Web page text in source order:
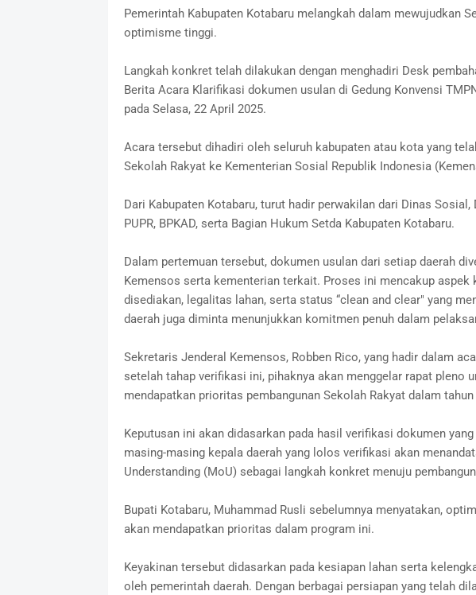
Pemerintah Kabupaten Kotabaru melangkah dalam mewujudkan
optimisme tinggi.
Langkah konkret telah dilakukan dengan menghadiri Desk
Berita Acara Klarifikasi dokumen usulan di Gedung Konvensi
pada Selasa, 22 April 2025.
Acara tersebut dihadiri oleh seluruh kabupaten atau kota yang
Sekolah Rakyat ke Kementerian Sosial Republik Indonesia
Dari Kabupaten Kotabaru, turut hadir perwakilan dari Dinas Sosial,
PUPR, BPKAD, serta Bagian Hukum Setda Kabupaten Kotabaru.
Dalam pertemuan tersebut, dokumen usulan dari setiap daerah
Kemensos serta kementerian terkait. Proses ini mencakup aspek
disediakan, legalitas lahan, serta status “clean and clear" yang
daerah juga diminta menunjukkan komitmen penuh dalam
Sekretaris Jenderal Kemensos, Robben Rico, yang hadir dalam
setelah tahap verifikasi ini, pihaknya akan menggelar rapat pleno
mendapatkan prioritas pembangunan Sekolah Rakyat dalam
Keputusan ini akan didasarkan pada hasil verifikasi dokumen
masing-masing kepala daerah yang lolos verifikasi akan
Understanding (MoU) sebagai langkah konkret menuju
Bupati Kotabaru, Muhammad Rusli sebelumnya menyatakan,
akan mendapatkan prioritas dalam program ini.
Keyakinan tersebut didasarkan pada kesiapan lahan serta
oleh pemerintah daerah. Dengan berbagai persiapan yang telah